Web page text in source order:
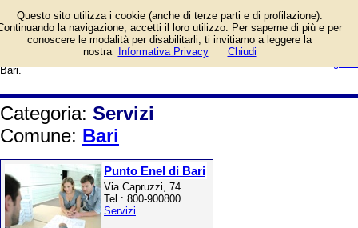
tipografie, finanziamenti e mutui,
pratiche, fotografi, banche e uffici
postali, assicurazioni, manutenzioni,
formazione. Elenco per il Comune di
Bari.
Categoria: Servizi
Comune: Bari
Punto Enel di Bari
Via Capruzzi, 74
Tel.: 800-900800
Servizi
Questo sito utilizza i cookie (anche di terze parti e di profilazione).
la navigazione, accetti il loro utilizzo. Per saperne di più e per
conoscere le modalità per disabilitarli, ti invitiamo a leggere la
nostra
Informativa Privacy Chiudi